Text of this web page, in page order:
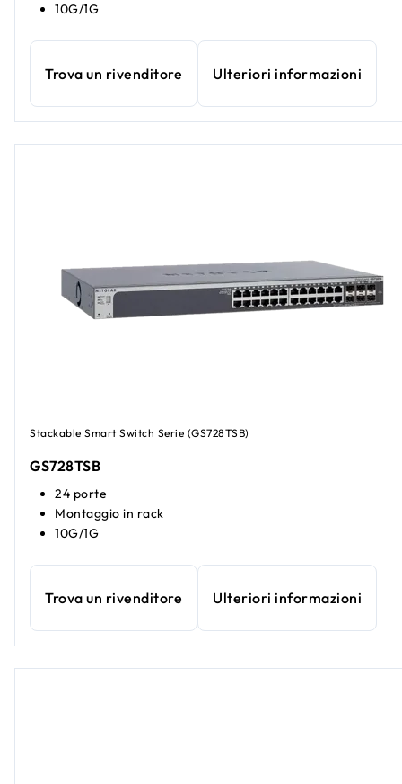
10G/1G
Trova un rivenditore Ulteriori informazioni
Stackable Smart Switch Serie (GS728TSB)
GS728TSB
24 porte
Montaggio in rack
10G/1G
Trova un rivenditore Ulteriori informazioni